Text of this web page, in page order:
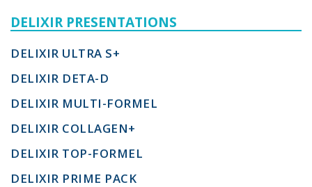
DELIXIR PRESENTATIONS
DELIXIR ULTRA S+
DELIXIR DETA-D
DELIXIR MULTI-FORMEL
DELIXIR COLLAGEN+
DELIXIR TOP-FORMEL
DELIXIR PRIME PACK